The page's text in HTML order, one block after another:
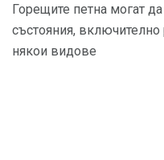
Горещите петна могат
състояния,
някои видове